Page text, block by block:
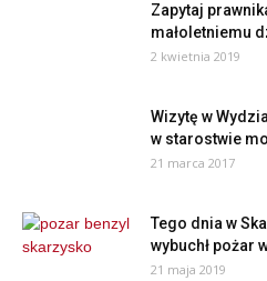
Zapytaj
małoletniemu
2 kwietnia 2019
Wizytę w
w starostwie
21 marca 2017
Tego dnia w
wybuchł pożar
21 maja 2019